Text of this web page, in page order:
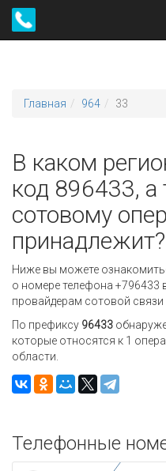
Главная 964 33
В каком
код 896433,
сотовому
принадлежит?
Ниже вы можете
о номере телефона +796433
провайдерам сотовой связи
По префиксу 96433
которые относятся к 1
области.
Телефонные